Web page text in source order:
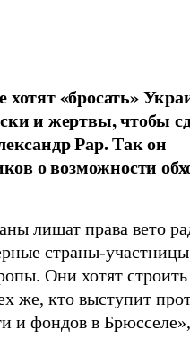
«бросать»
и жертвы, чтобы
Рар. Так он
о возможности
лишат права вето
страны-участницы
Они хотят строить
же, кто выступит
и фондов в